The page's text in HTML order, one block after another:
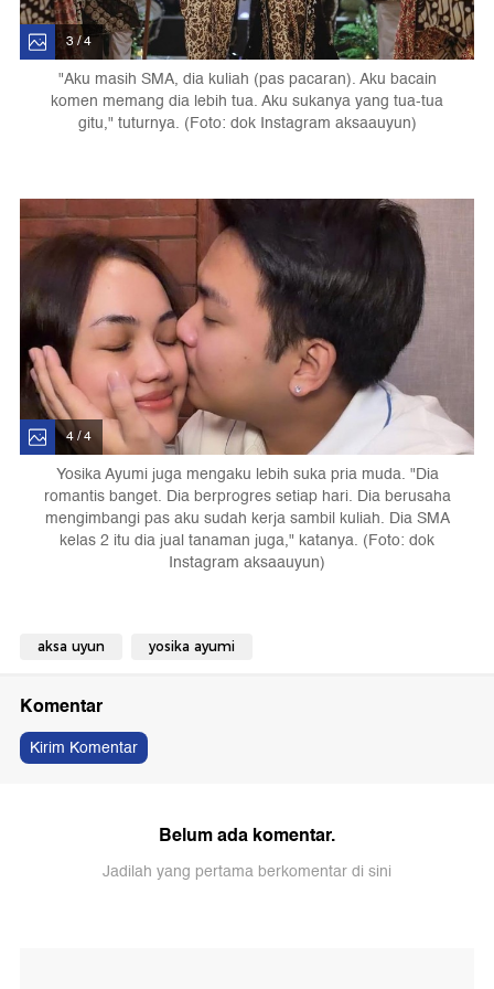
3 / 4
"Aku masih SMA, dia kuliah (pas pacaran). Aku bacain
komen memang dia lebih tua. Aku sukanya yang tua-tua
gitu," tuturnya. (Foto: dok Instagram aksaauyun)
4 / 4
Yosika Ayumi juga mengaku lebih suka pria muda. "Dia
romantis banget. Dia berprogres setiap hari. Dia berusaha
mengimbangi pas aku sudah kerja sambil kuliah. Dia SMA
kelas 2 itu dia jual tanaman juga," katanya. (Foto: dok
Instagram aksaauyun)
aksa uyun yosika ayumi
Komentar
Kirim Komentar
Belum ada komentar.
Jadilah yang pertama berkomentar di sini